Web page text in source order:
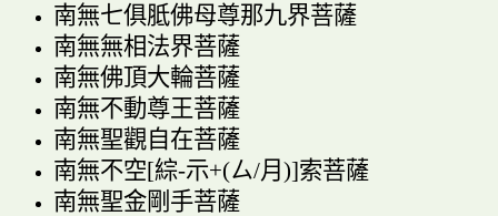
南無七俱胝佛母尊那九界菩薩
南無無相法界菩薩
南無佛頂大輪菩薩
南無不動尊王菩薩
南無聖觀自在菩薩
南無不空[綜-示+(ㄙ/月 )]索菩薩
南無聖金剛手菩薩